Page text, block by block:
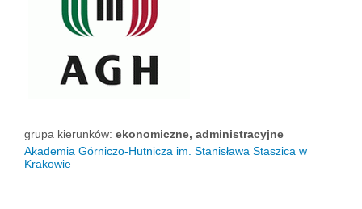
grupa kierunków: ekonomiczne, administracyjne
Akademia Górniczo-Hutnicza im. Stanisława Staszica w
Krakowie